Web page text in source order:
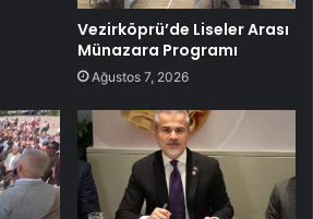
Vezirköprü’de Liseler Arası
Münazara Programı
Ağustos 7, 2026